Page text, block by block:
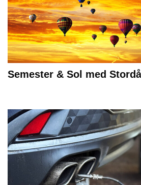
Semester & Sol med